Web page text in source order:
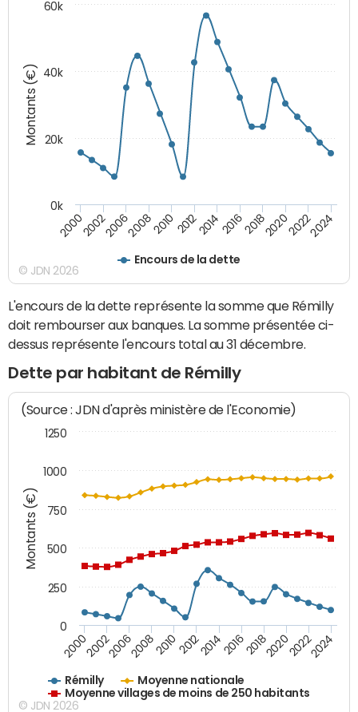
Montants (€)
Encours de la dette
20002002200620082010 2012201420162018202020222024
0k
20k
40k
60k
© JDN 2026
L'encours de la dette représente la somme que Rémilly
doit rembourser aux banques. La somme présentée ci-
dessus représente l'encours total au 31 décembre.
Dette par habitant de Rémilly
Montants (€)
(Source : JDN d'après ministère de l'Economie)
Rémilly
Moyenne nationale
Moyenne villages de moins de 250 habitants
200020022006200820102012201420162018202020222024
0
250
500
750
1000
1250
© JDN 2026